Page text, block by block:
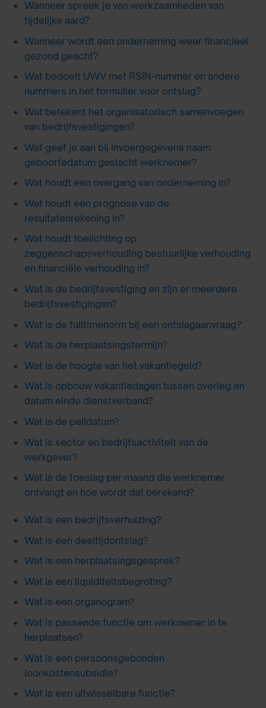
Wanneer spreek je van werkzaamheden van
tijdelijke aard?
Wanneer wordt een onderneming weer financieel
gezond geacht?
Wat bedoelt UWV met RSIN-nummer en andere
nummers in het formulier voor ontslag?
Wat betekent het organisatorisch samenvoegen
van bedrijfsvestigingen?
Wat geef je aan bij invoergegevens naam
geboortedatum geslacht werknemer?
Wat houdt een overgang van onderneming in?
Wat houdt een prognose van de
resultatenrekening in?
Wat houdt toelichting op
zeggenschapsverhouding bestuurlijke verhouding
en financiële verhouding in?
Wat is de bedrijfsvestiging en zijn er meerdere
bedrijfsvestigingen?
Wat is de fulltimenorm bij een ontslagaanvraag?
Wat is de herplaatsingstermijn?
Wat is de hoogte van het vakantiegeld?
Wat is opbouw vakantiedagen tussen overleg en
datum einde dienstverband?
Wat is de peildatum?
Wat is sector en bedrijfsactiviteit van de
werkgever?
Wat is de toeslag per maand die werknemer
ontvangt en hoe wordt dat berekend?
Wat is een bedrijfsverhuizing?
Wat is een deeltijdontslag?
Wat is een herplaatsingsgesprek?
Wat is een liquiditeitsbegroting?
Wat is een organogram?
Wat is passende functie om werknemer in te
herplaatsen?
Wat is een persoonsgebonden
loonkostensubsidie?
Wat is een uitwisselbare functie?